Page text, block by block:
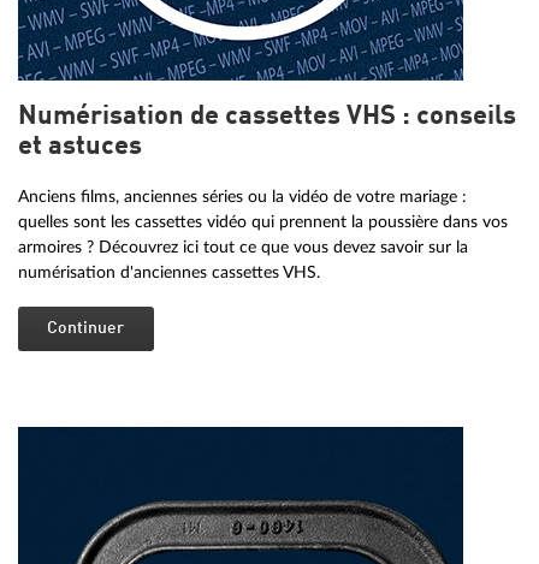
Numérisation de cassettes VHS : conseils
et astuces
Anciens films, anciennes séries ou la vidéo de votre mariage :
quelles sont les cassettes vidéo qui prennent la poussière dans vos
armoires ? Découvrez ici tout ce que vous devez savoir sur la
numérisation d'anciennes cassettes VHS.
Continuer